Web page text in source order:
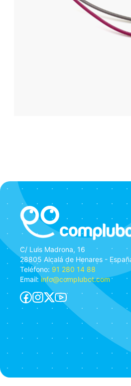
C/ Luis Madrona, 16
28805 Alcalá de Henares -
Teléfono: 91 280 14 88
Email:info@complubot.com